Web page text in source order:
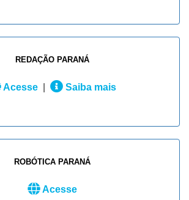
REDAÇÃO PARANÁ
Acesse Saiba mais
ROBÓTICA PARANÁ
Acesse